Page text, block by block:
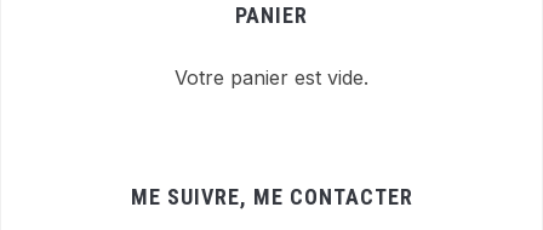
PANIER
Votre panier est vide.
ME SUIVRE, ME CONTACTER